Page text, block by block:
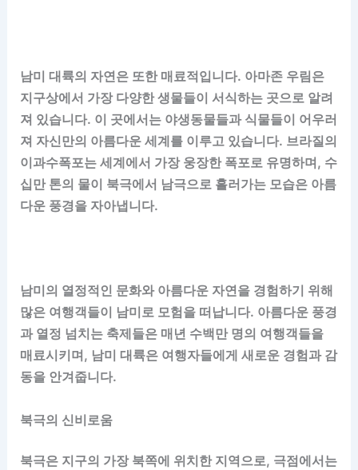
남미 대륙의 자연은 또한 매료적입니다. 아마존 우림은
지구상에서 가장 다양한 생물들이 서식하는 곳으로 알려
져 있습니다. 이 곳에서는 야생동물들과 식물들이 어우러
져 자신만의 아름다운 세계를 이루고 있습니다. 브라질의
이과수폭포는 세계에서 가장 웅장한 폭포로 유명하며, 수
십만 톤의 물이 북극에서 남극으로 흘러가는 모습은 아름
다운 풍경을 자아냅니다.
남미의 열정적인 문화와 아름다운 자연을 경험하기 위해
많은 여행객들이 남미로 모험을 떠납니다. 아름다운 풍경
과 열정 넘치는 축제들은 매년 수백만 명의 여행객들을
매료시키며, 남미 대륙은 여행자들에게 새로운 경험과 감
동을 안겨줍니다.
북극의 신비로움
북극은 지구의 가장 북쪽에 위치한 지역으로, 극점에서는